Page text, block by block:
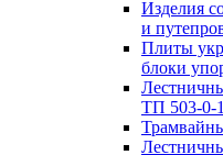
Изделия
и
Плиты
блоки
ТП 503-0-